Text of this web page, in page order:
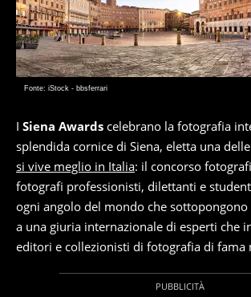
Fonte: iStock - bbsferrari
I Siena Awards celebrano la fotografia
splendida cornice di Siena, eletta una delle
si vive meglio in Italia: il concorso
fotografi professionisti, dilettanti e
ogni angolo del mondo che
a una giuria internazionale di esperti che
editori e collezionisti di fotografia di fama